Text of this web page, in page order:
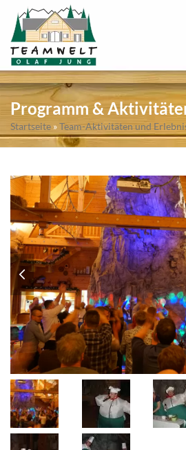
Programm &
Startseite »Team-Aktivitäten und
previous
slide